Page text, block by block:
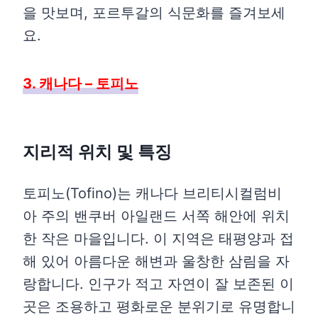
을 맛보며, 포르투갈의 식문화를 즐겨보세
요.
3. 캐나다 – 토피노
지리적 위치 및 특징
토피노(Tofino)는 캐나다 브리티시컬럼비
아 주의 밴쿠버 아일랜드 서쪽 해안에 위치
한 작은 마을입니다. 이 지역은 태평양과 접
해 있어 아름다운 해변과 울창한 삼림을 자
랑합니다. 인구가 적고 자연이 잘 보존된 이
곳은 조용하고 평화로운 분위기로 유명합니